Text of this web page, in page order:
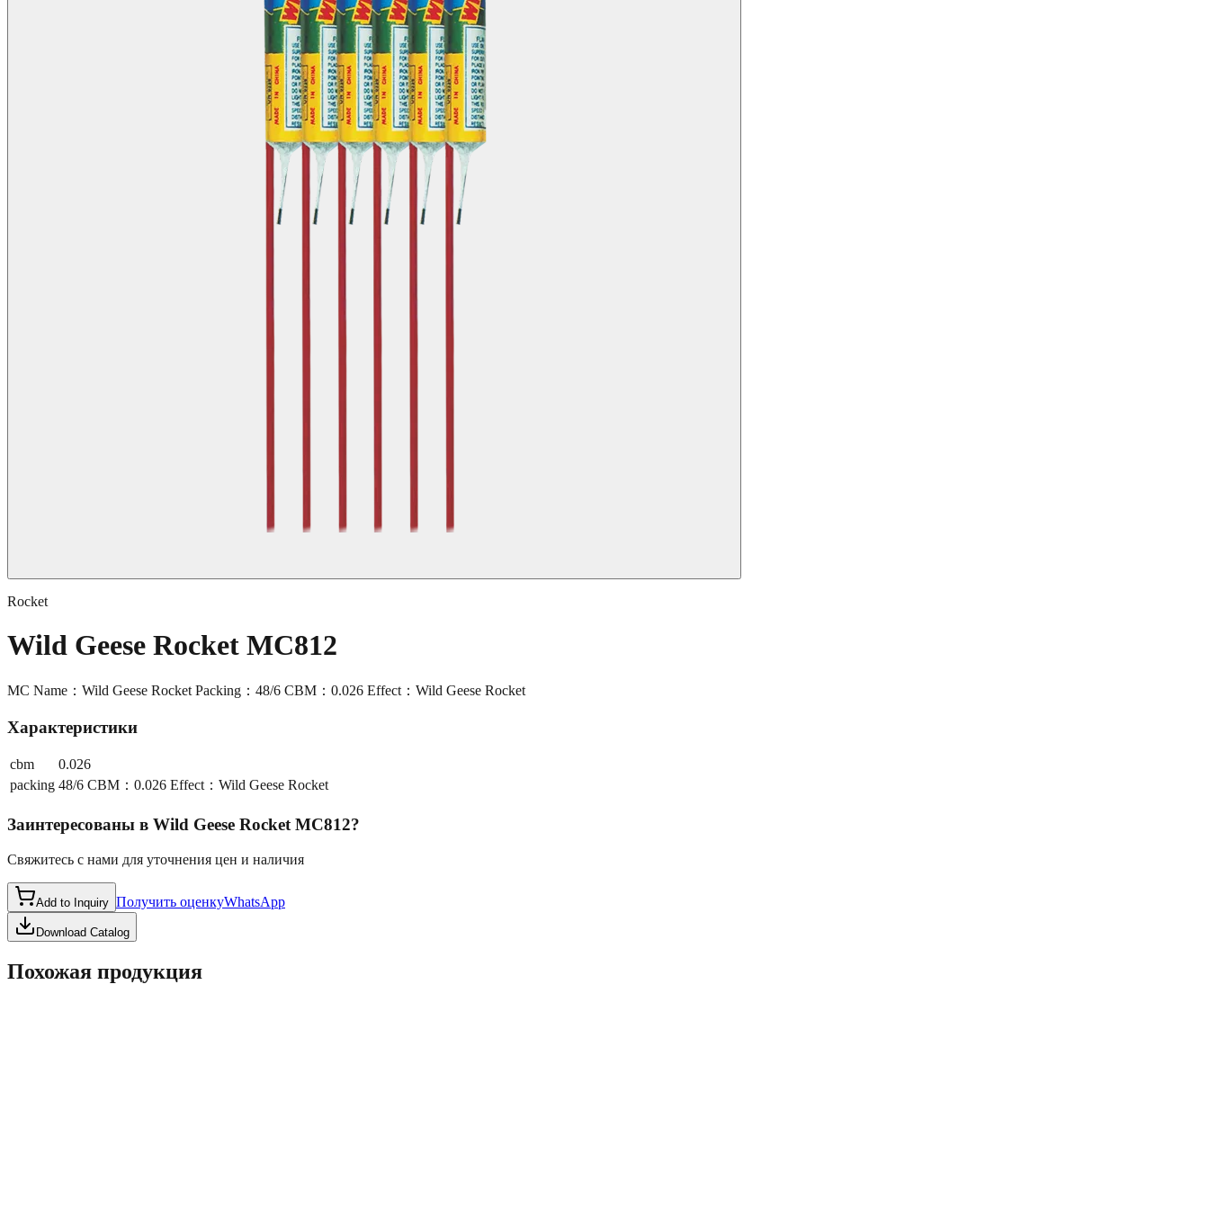
Rocket
Wild Geese Rocket MC812
MC Name：Wild Geese Rocket Packing：48/6 CBM：0.026 Effect：Wild Geese Rocket
Характеристики
cbm
0.026
packing 48/6 CBM：0.026 Effect：Wild Geese Rocket
Заинтересованы в Wild Geese Rocket MC812?
Свяжитесь с нами для уточнения цен и наличия
Add to Inquiry Получить оценкуWhatsApp
Download Catalog
Похожая продукция